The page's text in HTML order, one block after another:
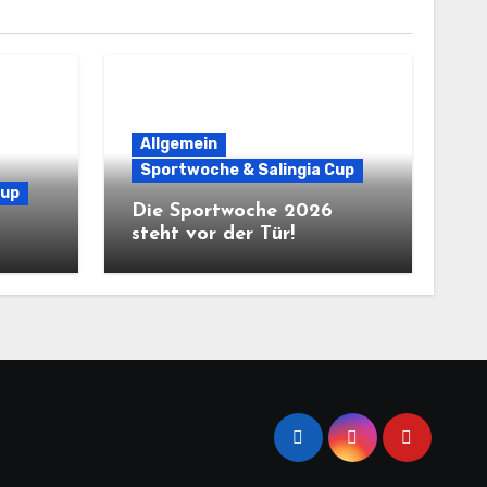
Allgemein
Sportwoche & Salingia Cup
Die Sportwoche 2026
steht vor der Tür!